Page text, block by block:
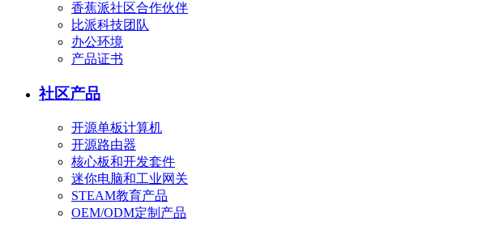
香蕉派社区合作伙伴
比派科技团队
办公环境
产品证书
社区产品
开源单板计算机
开源路由器
核心板和开发套件
迷你电脑和工业网关
STEAM教育产品
OEM/ODM定制产品